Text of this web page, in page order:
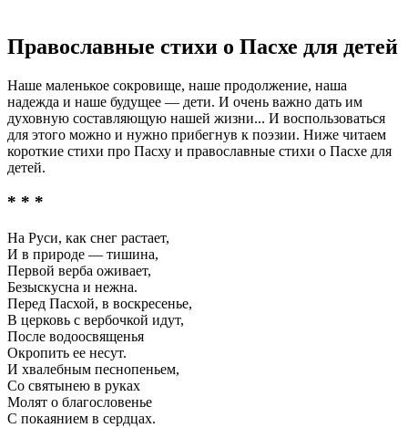
Православные стихи о Пасхе для детей
Наше маленькое сокровище, наше продолжение, наша
надежда и наше будущее — дети. И очень важно дать им
духовную составляющую нашей жизни... И воспользоваться
для этого можно и нужно прибегнув к поэзии. Ниже читаем
короткие стихи про Пасху и православные стихи о Пасхе для
детей.
* * *
На Руси, как снег растает,
И в природе — тишина,
Первой верба оживает,
Безыскусна и нежна.
Перед Пасхой, в воскресенье,
В церковь с вербочкой идут,
После водоосвященья
Окропить ее несут.
И хвалебным песнопеньем,
Со святынею в руках
Молят о благословенье
С покаянием в сердцах.